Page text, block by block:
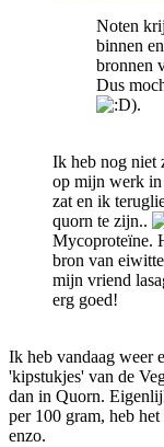
Noten
binnen
bronnen
Dus
).
Ik heb nog niet
op mijn werk in
zat en ik
quorn te zijn..
Mycoproteïne.
bron van
mijn vriend
erg goed!
Ik heb vandaag weer
'kipstukjes' van de
dan in Quorn.
per 100 gram, heb
enzo.